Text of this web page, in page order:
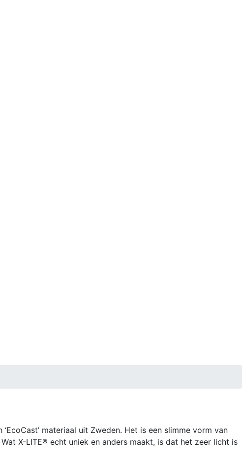
materiaal uit Zweden. Het is een slimme vorm van
X-LITE® echt uniek en anders maakt, is dat het zeer licht is